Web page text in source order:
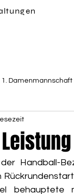
1. Damenmannschaft
Handball-
behauptete